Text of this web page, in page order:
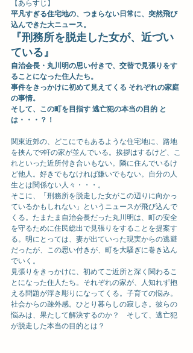
【あらすじ】
平凡すぎる住宅地の、つまらない日常に、突然飛び
込んできた大ニュース。
『刑務所を脱走した女が、近づい
ている』
自治会長・丸川明の思い付きで、交替で見張りをす
ることになった住人たち。
事件をきっかけに初めて見えてくる それぞれの家庭
の事情。
そして、この町を目指す 逃亡犯の本当の目的 と
は・・・？！
関東近郊の、どこにでもあるような住宅地に、路地
を挟んで9軒の家が並んでいる。挨拶はするけど、こ
れといった近所付き合いもない。隣に住んでいるけ
ど他人。好きでもなければ嫌いでもない。自分の人
生とは関係ない人々・・・。
そこに、「刑務所を脱走した女がこの辺りに向かっ
ているかもしれない」というニュースが飛び込んで
くる。たまたま自治会長だった丸川明は、町の安全
を守るために住民総出で見張りをすることを提案す
る。明にとっては、妻が出ていった現実からの逃避
だったが、この思い付きが、町を大騒ぎに巻き込ん
でいく。
見張りをきっかけに、初めてご近所と深く関わるこ
とになった住人たち。それぞれの家が、人知れず抱
える問題が浮き彫りになってくる。子育ての悩み。
社会からの疎外感。ひとり暮らしの寂しさ。彼らの
悩みは、果たして解決するのか？　そして、逃亡犯
が脱走した本当の目的とは？